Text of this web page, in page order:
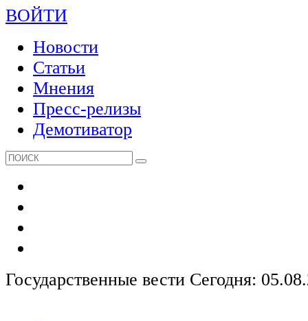
ВОЙТИ
Новости
Статьи
Мнения
Пресс-релизы
Демотиватор
Государственные вести Сегодня: